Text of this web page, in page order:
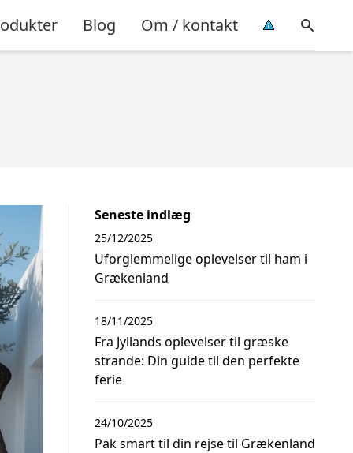
Blog Om / kontakt
Seneste indlæg
Uforglemmelige oplevelser til ham i
Grækenland
25/12/2025
Fra Jyllands oplevelser til græske
strande: Din guide til den perfekte
ferie
18/11/2025
Pak smart til din rejse til Grækenland
24/10/2025